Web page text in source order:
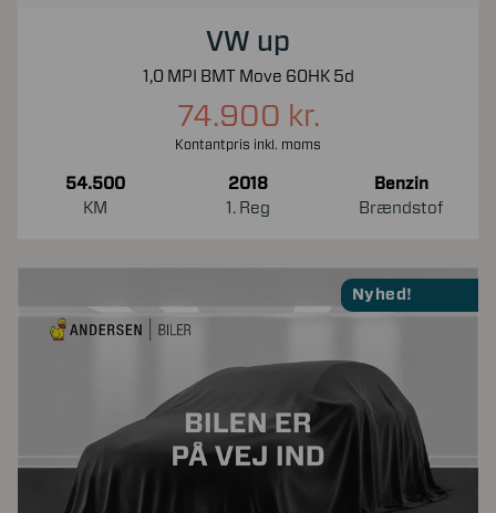
VW up
1,0 MPI BMT Move 60HK 5d
74.900 kr.
Kontantpris inkl. moms
54.500
KM
2018
1. Reg
Benzin
Brændstof
Nyhed!